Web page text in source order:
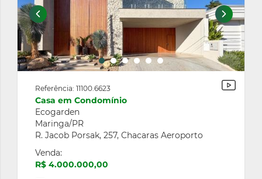
Referência: 11100.6623
Casa em Condomínio
Ecogarden
Maringa/PR
R. Jacob Porsak, 257, Chacaras Aeroporto
Venda:
R$ 4.000.000,00